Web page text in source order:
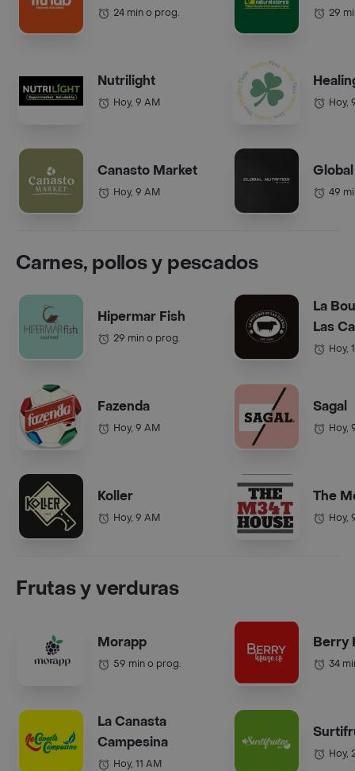
24 min o prog.
Nutrilight
Hoy, 9 AM
Canasto Market
Hoy, 9 AM
29
Hoy,
49
Carnes, pollos y pescados
Hipermar Fish
29 min o prog.
Fazenda
Hoy, 9 AM
Koller
Hoy, 9 AM
La
Las
Hoy,
Sagal
Hoy,
The
Hoy,
Frutas y verduras
Morapp
59 min o prog.
La Canasta
Campesina
Hoy, 11 AM
Berry
34
Hoy,